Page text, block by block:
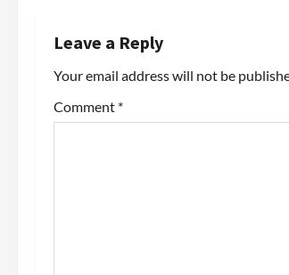
a
v
i
Leave a Reply
Your email address will not be
Comment *